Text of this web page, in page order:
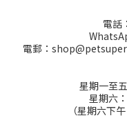
電話
電郵：
星期一至
星期六
（星期六下